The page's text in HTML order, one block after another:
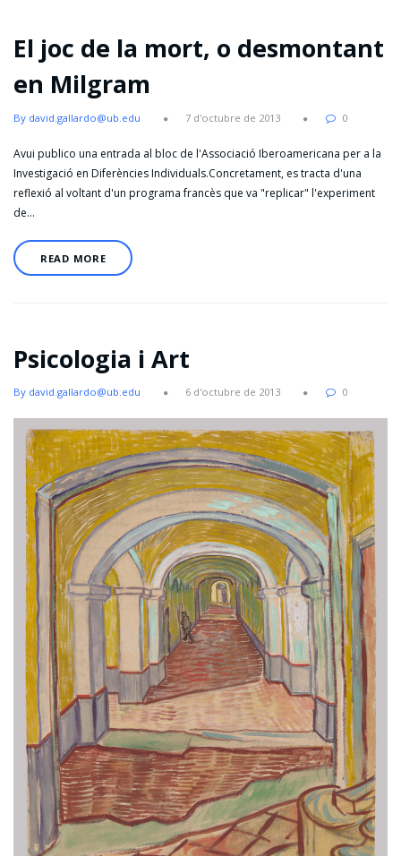
El joc de la mort, o desmontant
en Milgram
By david.gallardo@ub.edu 7 d'octubre de 2013 0
Avui publico una entrada al bloc de l'Associació Iberoamericana per a la
Investigació en Diferències Individuals.Concretament, es tracta d'una
reflexió al voltant d'un programa francès que va "replicar" l'experiment
de…
READ MORE
Psicologia i Art
By david.gallardo@ub.edu 6 d'octubre de 2013 0